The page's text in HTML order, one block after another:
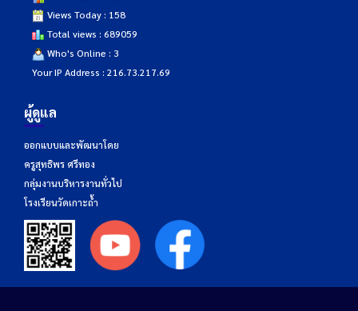
Views Today : 158
Total views : 689059
Who's Online : 3
Your IP Address : 216.73.217.69
ผู้ดูแล
ออกแบบและพัฒนาโดย
ครูสุทธิพร ศรีทอง
กลุ่มงานบริหารงานทั่วไป
โรงเรียนวัดเกาะถ้ำ